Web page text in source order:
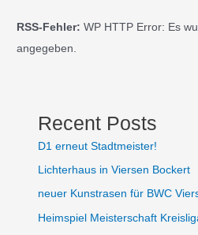
RSS-Fehler: WP HTTP Error: Es
angegeben.
Recent Posts
D1 erneut Stadtmeister!
Lichterhaus in Viersen Bockert
neuer Kunstrasen für BWC
Heimspiel Meisterschaft